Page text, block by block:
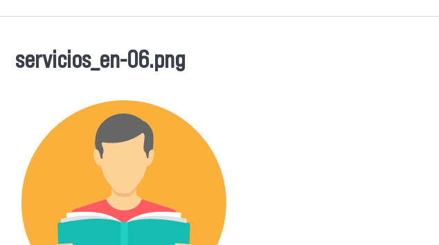
Se encuentra usted aquí
servicios_en-06.png